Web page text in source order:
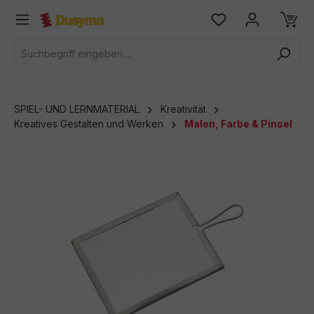
springen
SPIEL- UND LERNMATERIAL
Kreativität
Kreatives Gestalten und Werken
Malen, Farbe & Pinsel